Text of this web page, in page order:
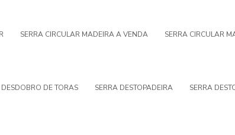
SERRA CIRCULAR MADEIRA A VENDA SERRA CIRCULAR
DESDOBRO DE TORAS SERRA DESTOPADEIRA SERRA